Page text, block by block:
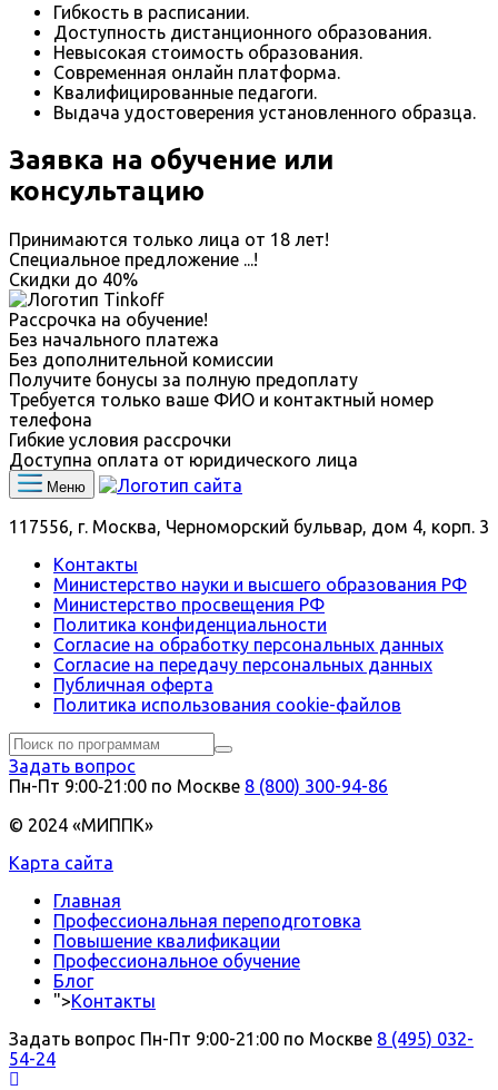
Гибкость в расписании.
Доступность дистанционного образования.
Невысокая стоимость образования.
Современная онлайн платформа.
Квалифицированные педагоги.
Выдача удостоверения установленного образца.
Заявка на обучение или
консультацию
Принимаются только лица от 18 лет!
Специальное предложение ...!
Скидки до 40%
Рассрочка на обучение!
Без начального платежа
Без дополнительной комиссии
Получите бонусы за полную предоплату
Требуется только ваше ФИО и контактный номер
телефона
Гибкие условия рассрочки
Доступна оплата от юридического лица
Меню
117556, г. Москва, Черноморский бульвар, дом 4, корп. 3
Контакты
Министерство науки и высшего образования РФ
Министерство просвещения РФ
Политика конфиденциальности
Согласие на обработку персональных данных
Согласие на передачу персональных данных
Публичная оферта
Политика использования сookie-файлов
Задать вопрос
Пн-Пт 9:00‑21:00 по Москве 8 (800) 300-94-86
© 2024 «МИППК»
Карта сайта
Главная
Профессиональная переподготовка
Повышение квалификации
Профессиональное обучение
Блог
">Контакты
Задать вопрос Пн-Пт 9:00-21:00 по Москве 8 (495) 032-
54-24